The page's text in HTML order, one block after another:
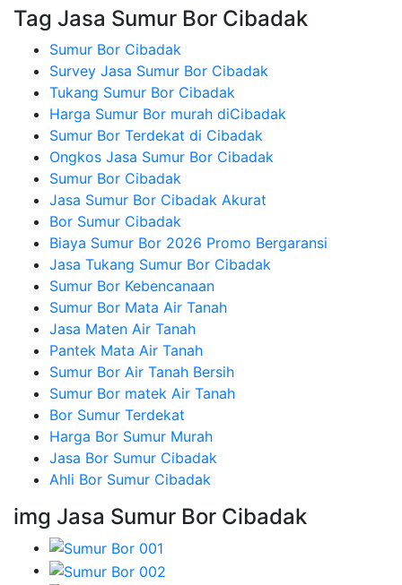
Tag Jasa Sumur Bor Cibadak
Sumur Bor Cibadak
Survey Jasa Sumur Bor Cibadak
Tukang Sumur Bor Cibadak
Harga Sumur Bor murah diCibadak
Sumur Bor Terdekat di Cibadak
Ongkos Jasa Sumur Bor Cibadak
Sumur Bor Cibadak
Jasa Sumur Bor Cibadak Akurat
Bor Sumur Cibadak
Biaya Sumur Bor 2026 Promo Bergaransi
Jasa Tukang Sumur Bor Cibadak
Sumur Bor Kebencanaan
Sumur Bor Mata Air Tanah
Jasa Maten Air Tanah
Pantek Mata Air Tanah
Sumur Bor Air Tanah Bersih
Sumur Bor matek Air Tanah
Bor Sumur Terdekat
Harga Bor Sumur Murah
Jasa Bor Sumur Cibadak
Ahli Bor Sumur Cibadak
img Jasa Sumur Bor Cibadak